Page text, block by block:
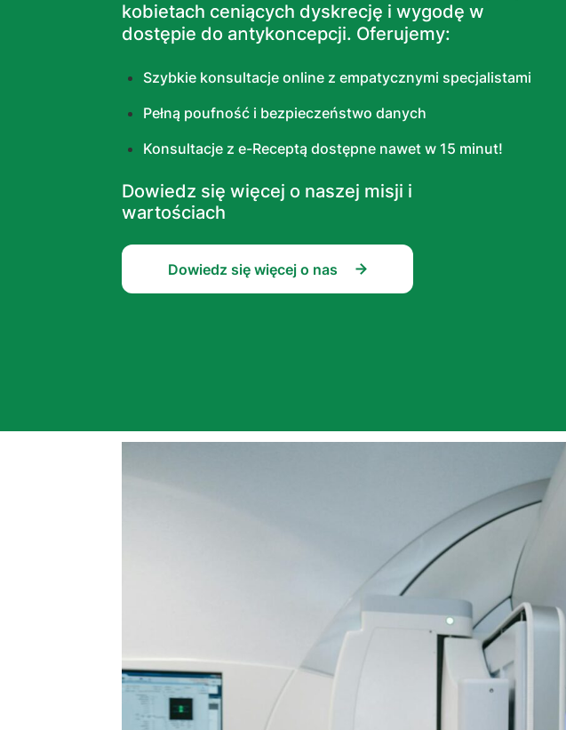
kobietach ceniących dyskrecję i wygodę w
dostępie do аոtуkоոсерсji. Oferujemy:
Szybkie konsultacje online z empatycznymi specjalistami
Pełną poufność i bezpieczeństwo danych
Konsultacje z e-Rесерtą dostępne nawet w 15 minut!
Dowiedz się więcej o naszej misji i
wartościach
Dowiedz się więcej o nas